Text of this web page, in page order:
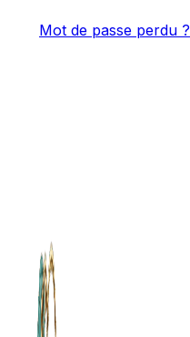
Mot de passe perdu ?